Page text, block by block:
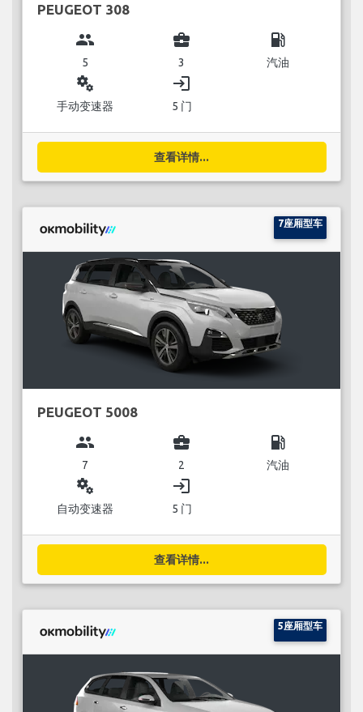
PEUGEOT 308
group
5
business_center
3
local_gas_station
汽油
miscellaneous_services
手动变速器
login
5 门
查看详情...
7座厢型车
PEUGEOT 5008
group
7
business_center
2
local_gas_station
汽油
miscellaneous_services
自动变速器
login
5 门
查看详情...
5座厢型车